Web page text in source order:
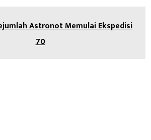
Astronot Memulai Ekspedisi
70